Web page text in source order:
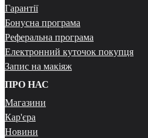
Гарантії
Бонусна програма
Реферальна програма
Електронний куточок покупця
Запис на макіяж
ПРО НАС
Магазини
Кар'єра
Новини